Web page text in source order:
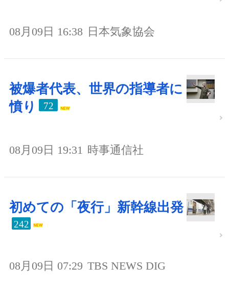
08月09日 16:38 日本気象協会
被爆者代表、世界の指導者に
憤り
72
08月09日 19:31 時事通信社
初めての「夜行」新幹線出発
242
08月09日 07:29 TBS NEWS DIG